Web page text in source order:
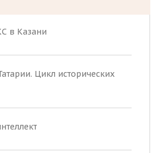
в Казани
Цикл исторических